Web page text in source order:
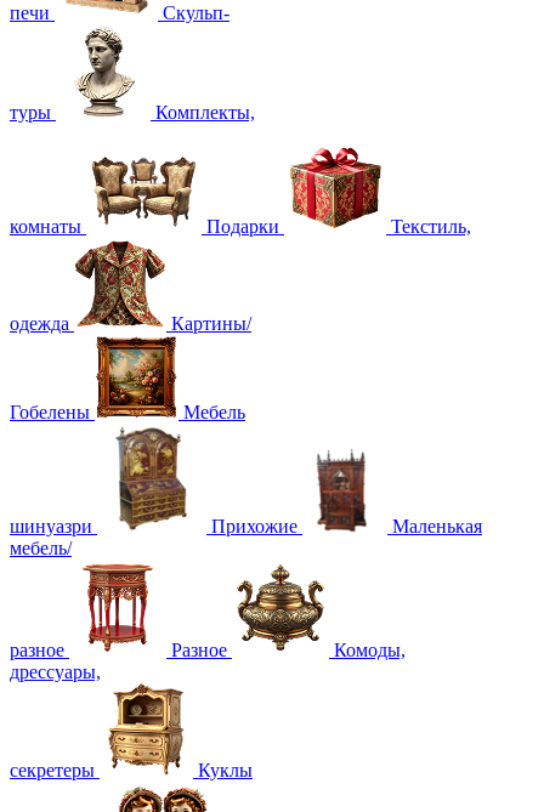
печи Скульп-
туры Комплекты,
комнаты Подарки Текстиль,
одежда Картины/
Гобелены Мебель
шинуазри Прихожие
Маленькая
мебель/
разное Разное
Комоды,
дрессуары,
секретеры Куклы